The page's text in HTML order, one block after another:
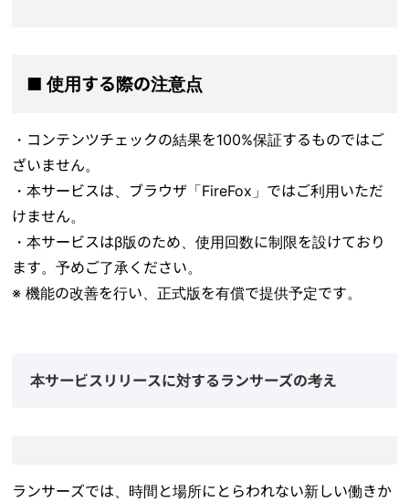
■ 使用する際の注意点
・コンテンツチェックの結果を100%保証するものではご
ざいません。
・本サービスは、ブラウザ「FireFox」ではご利用いただ
けません。
・本サービスはβ版のため、使用回数に制限を設けており
ます。予めご了承ください。
※ 機能の改善を行い、正式版を有償で提供予定です。
本サービスリリースに対するランサーズの考え
ランサーズでは、時間と場所にとらわれない新しい働きか